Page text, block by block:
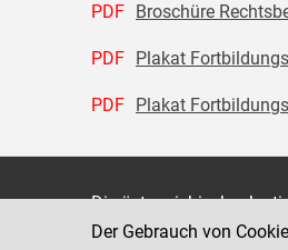
PDF Broschüre
PDF Plakat
PDF Plakat
Die österreichische
Bundesministerium für
Der Gebrauch von